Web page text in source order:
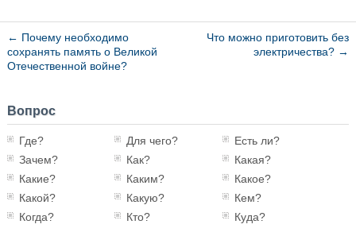
← Почему необходимо
сохранять память о Великой
Отечественной войне?
Что можно приготовить без
электричества? →
Вопрос
Где? Для чего?
Есть ли?
Зачем?
Как?
Какая?
Какие?
Каким?
Какое?
Какой?
Какую?
Кем?
Когда?
Кто?
Куда?